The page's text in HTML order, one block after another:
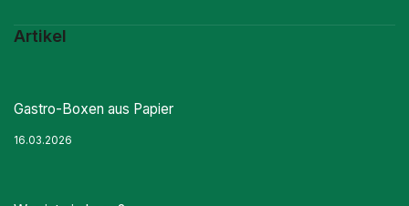
Artikel
Gastro-Boxen aus Papier
16.03.2026